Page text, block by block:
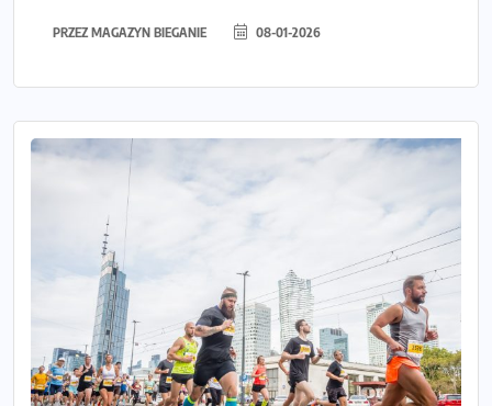
PRZEZ MAGAZYN BIEGANIE 08-01-2026